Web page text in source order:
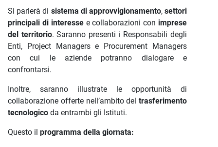
Si parlerà di sistema di approvvigionamento,settori
principali di interessee collaborazioni con imprese
del territorio. Saranno presenti i Responsabili degli
Enti, Project Managers e Procurement Managers
con cui le aziende potranno dialogare e
confrontarsi.
Inoltre, saranno illustrate le opportunità di
collaborazione offerte nell’ambito del trasferimento
tecnologico da entrambi gli Istituti.
Questo il programma della giornata: